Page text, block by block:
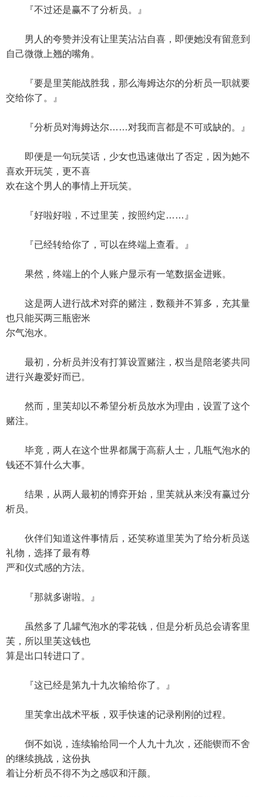
『不过还是赢不了分析员。』
男人的夸赞并没有让里芙沾沾自喜，即便她没有留意到
自己微微上翘的嘴角。
『要是里芙能战胜我，那么海姆达尔的分析员一职就要
交给你了。』
『分析员对海姆达尔……对我而言都是不可或缺的。』
即便是一句玩笑话，少女也迅速做出了否定，因为她不
喜欢开玩笑，更不喜
欢在这个男人的事情上开玩笑。
『好啦好啦，不过里芙，按照约定……』
『已经转给你了，可以在终端上查看。』
果然，终端上的个人账户显示有一笔数据金进账。
这是两人进行战术对弈的赌注，数额并不算多，充其量
也只能买两三瓶密米
尔气泡水。
最初，分析员并没有打算设置赌注，权当是陪老婆共同
进行兴趣爱好而已。
然而，里芙却以不希望分析员放水为理由，设置了这个
赌注。
毕竟，两人在这个世界都属于高薪人士，几瓶气泡水的
钱还不算什么大事。
结果，从两人最初的博弈开始，里芙就从来没有赢过分
析员。
伙伴们知道这件事情后，还笑称道里芙为了给分析员送
礼物，选择了最有尊
严和仪式感的方法。
『那就多谢啦。』
虽然多了几罐气泡水的零花钱，但是分析员总会请客里
芙，所以里芙这钱也
算是出口转进口了。
『这已经是第九十九次输给你了。』
里芙拿出战术平板，双手快速的记录刚刚的过程。
倒不如说，连续输给同一个人九十九次，还能锲而不舍
的继续挑战，这份执
着让分析员不得不为之感叹和汗颜。